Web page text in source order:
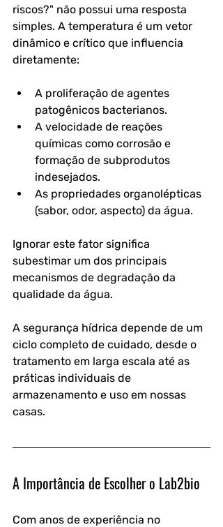
riscos?" não possui uma resposta
simples. A temperatura é um vetor
dinâmico e crítico que influencia
diretamente:
A proliferação de agentes
patogênicos bacterianos.
A velocidade de reações
químicas como corrosão e
formação de subprodutos
indesejados.
As propriedades organolépticas
(sabor, odor, aspecto) da água.
Ignorar este fator significa
subestimar um dos principais
mecanismos de degradação da
qualidade da água.
A segurança hídrica depende de um
ciclo completo de cuidado, desde o
tratamento em larga escala até as
práticas individuais de
armazenamento e uso em nossas
casas.
A Importância de Escolher o Lab2bio
Com anos de experiência no